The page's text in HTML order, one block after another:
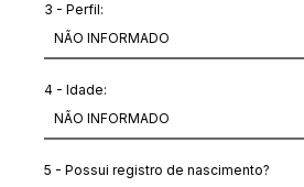
3 - Perfil:
4 - Idade:
5 - Possui registro de nascimento?